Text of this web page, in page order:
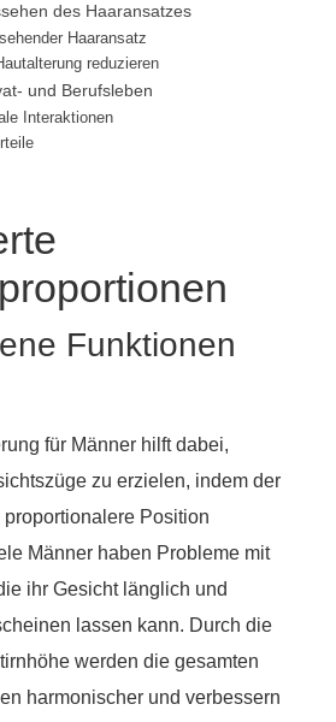
des Haaransatzes
Haaransatz
reduzieren
und Berufsleben
Interaktionen
Funktionen
für Männer hilft dabei,
zu erzielen, indem der
Position
Männer haben Probleme mit
ihr Gesicht länglich und
lassen kann. Durch die
werden die gesamten
harmonischer und verbessern